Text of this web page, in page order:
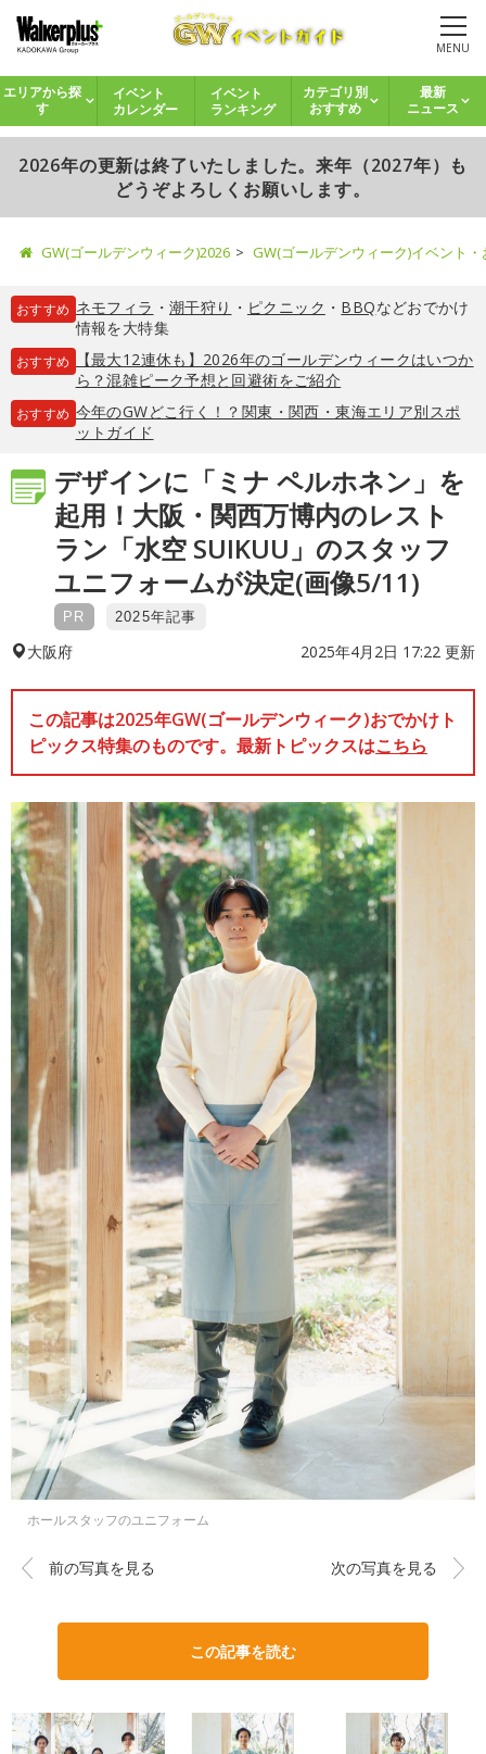
MENU
エリアから探
す
イベント
カレンダー
イベント
ランキング
カテゴリ別
おすすめ
最新
ニュース
2026年の更新は終了いたしました。来年（2027年）も
どうぞよろしくお願いします。
GW(ゴールデンウィーク)2026 GW(ゴールデンウィーク)イベント
おすすめ ネモフィラ ・ 潮干狩り ・ ピクニック ・ BBQなどおでかけ
情報を大特集
おすすめ
【最大12連休も】2026年のゴールデンウィークはいつか
ら？混雑ピーク予想と回避術をご紹介
おすすめ 今年のGWどこ行く！？関東・関西・東海エリア別スポ
ットガイド
デザインに「ミナ ペルホネン」を
起用！大阪・関西万博内のレスト
ラン「水空 SUIKUU」のスタッフ
ユニフォームが決定(画像5/11)
PR 2025年記事
大阪府 2025年4月2日 17:22 更新
この記事は2025年GW(ゴールデンウィーク)おでかけト
ピックス特集のものです。最新トピックスはこちら
ホールスタッフのユニフォーム
前の写真を見る 次の写真を見る
この記事を読む